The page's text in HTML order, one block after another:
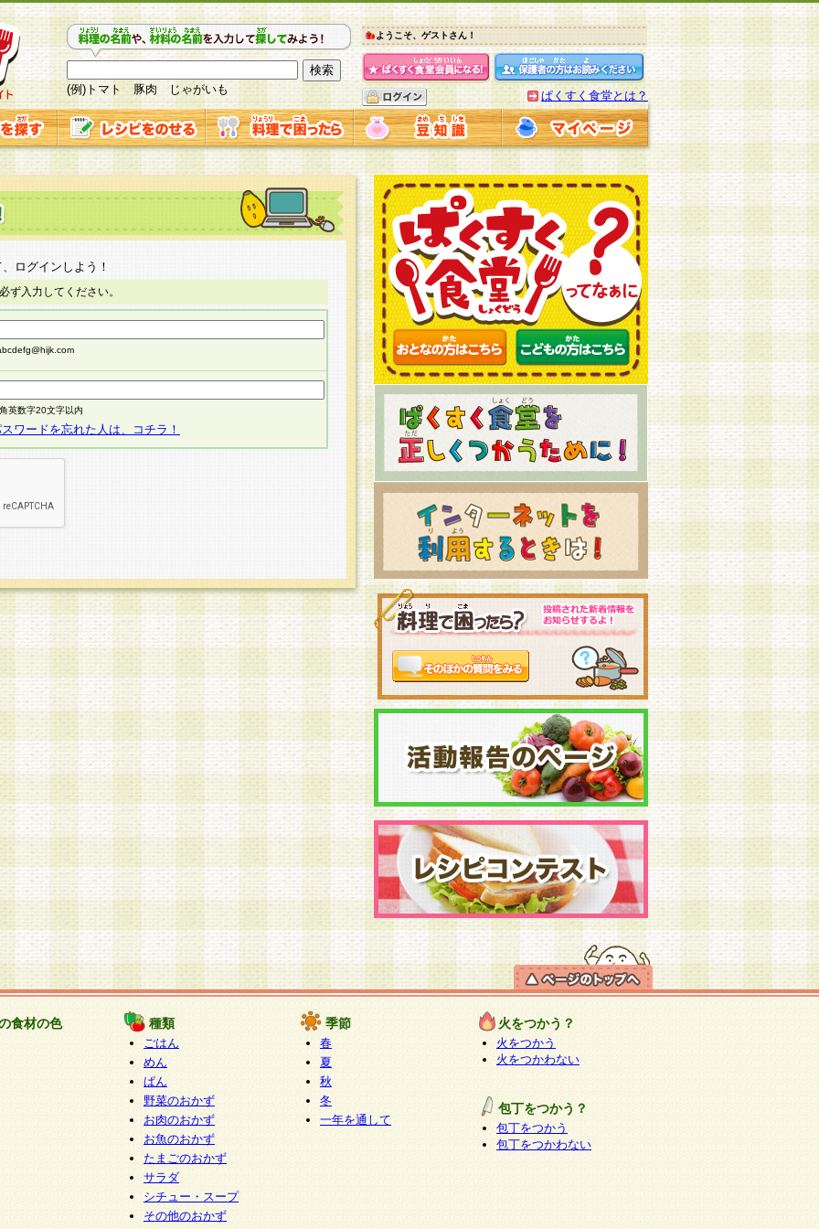
(例)トマト 豚肉 じゃがいも
ようこそ、ゲストさん！
ぱくすく食堂とは？
ログインしよう！
ず入力してください。
英数字20文字以内
ワードを忘れた人は、コチラ！
食材の色 種類
ごはん
めん
ぱん
野菜のおかず
お肉のおかず
お魚のおかず
たまごのおかず
サラダ
シチュー・スープ
その他のおかず
季節
春
夏
秋
冬
一年を通して
火をつかう？
火をつかう
火をつかわない
包丁をつかう？
包丁をつかう
包丁をつかわない